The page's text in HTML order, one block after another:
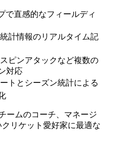
で直感的なフィールディ
計情報のリアルタイム記
ピンアタックなど複数の
対応
トとシーズン統計による
ームのコーチ、マネージ
リケット愛好家に最適な